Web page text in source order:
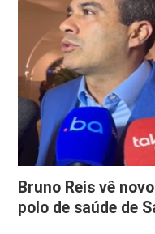
Bruno Reis vê
polo de saúde de